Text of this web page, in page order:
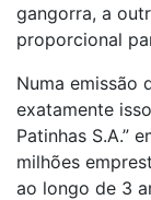
gangorra, a
proporcional
Numa emissão
exatamente
Patinhas S.A.”
milhões
ao longo de 3